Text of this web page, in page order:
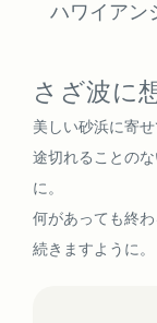
ハワイアン
さざ波に
美しい砂浜に寄せ
途切れることの
に。
何があっても終
続きますように。